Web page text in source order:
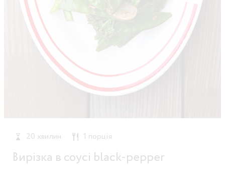
20 хвилин 1 порція
Вирізка в соусі black-pepper